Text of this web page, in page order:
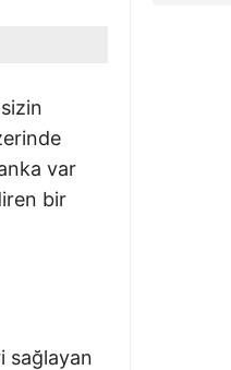
var
bir
sağlayan